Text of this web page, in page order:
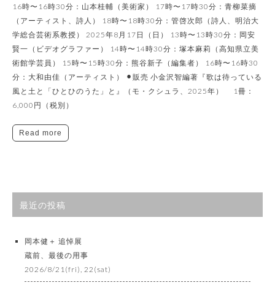
16時〜16時30分：山本桂輔（美術家） 17時〜17時30分：青柳菜摘
（アーティスト、詩人） 18時〜18時30分：管啓次郎（詩人、明治大
学総合芸術系教授） 2025年8月17日（日） 13時〜13時30分：岡安
賢一（ビデオグラファー） 14時〜14時30分：塚本麻莉（高知県立美
術館学芸員） 15時〜15時30分：熊谷新子（編集者） 16時〜16時30
分：大和由佳（アーティスト） ⚫︎販売 小金沢智編著『歌は待っている
風と土と「ひとひのうた」と』（モ・クシュラ、2025年） ​1冊：
6,000円（税別）
Read more
最近の投稿
岡本健＋ 追悼展
蔵前、最後の用事
2026/8/21(fri), 22(sat)